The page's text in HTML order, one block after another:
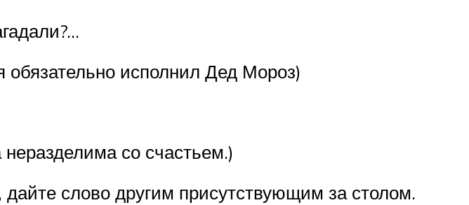
исполнил Дед Мороз)
со счастьем.)
дайте слово другим присутствующим за столом.